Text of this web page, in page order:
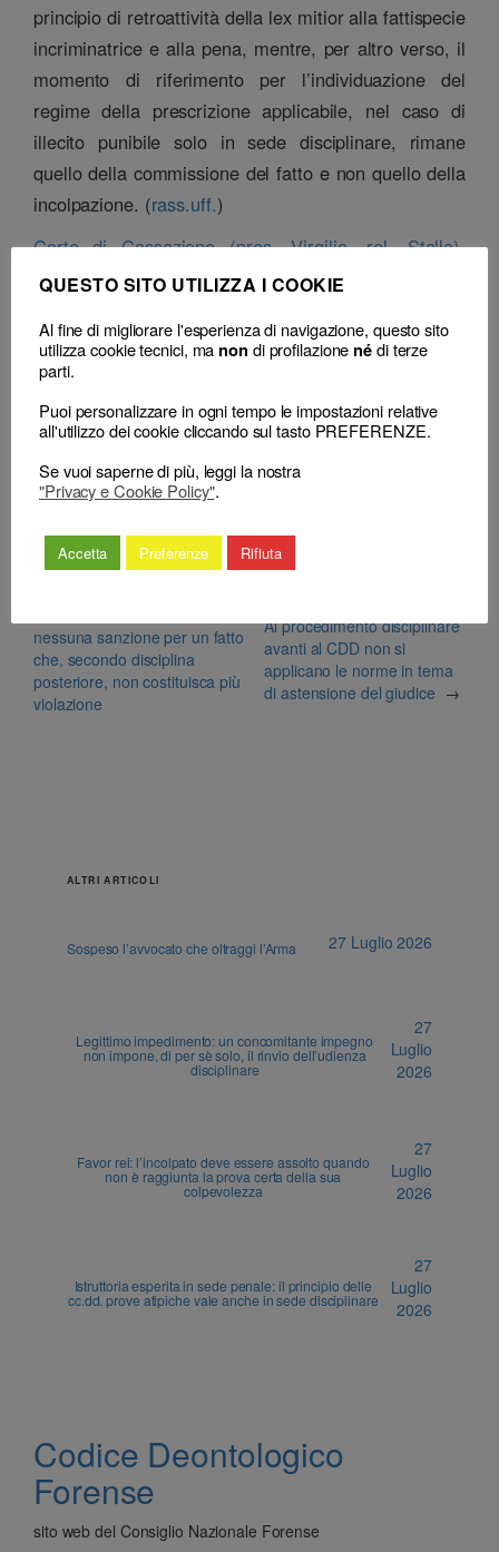
principio di retroattività della lex mitior alla fattispecie
incriminatrice e alla pena, mentre, per altro verso, il
momento di riferimento per l’individuazione del
regime della prescrizione applicabile, nel caso di
illecito punibile solo in sede disciplinare, rimane
quello della commissione del fatto e non quello della
incolpazione. (rass.uff.)
Corte di Cassazione (pres. Virgilio, rel. Stalla),
SS.UU, sentenza n. 20383 del 16 luglio 2021
Classificazione
– Decisione:
Corte di Cassazione, sentenza n. 20383 del 16 Luglio 2021
(respinge)
2020
nessuna sanzione per un fatto
che, secondo disciplina
posteriore, non costituisca più
violazione
Al procedimento disciplinare
avanti al CDD non si
applicano le norme in tema
di astensione del giudice →
ALTRI ARTICOLI
Sospeso l’avvocato che oltraggi l’Arma 27 Luglio 2026
Legittimo impedimento: un concomitante impegno
non impone, di per sè solo, il rinvio dell’udienza
disciplinare
27
Luglio
2026
Favor rei: l’incolpato deve essere assolto quando
non è raggiunta la prova certa della sua
colpevolezza
27
Luglio
2026
Istruttoria esperita in sede penale: il principio delle
cc.dd. prove atipiche vale anche in sede disciplinare
27
Luglio
2026
Codice Deontologico
Forense
sito web del Consiglio Nazionale Forense
QUESTO SITO UTILIZZA I COOKIE
Al fine di migliorare l'esperienza di navigazione, questo sito
utilizza cookie tecnici, ma non di profilazione nédi terze
parti.
Puoi personalizzare in ogni tempo le impostazioni relative
all'utilizzo dei cookie cliccando sul tasto PREFERENZE.
Se vuoi saperne di più, leggi la nostra
"Privacy e Cookie Policy".
Accetta Preferenze Rifiuta